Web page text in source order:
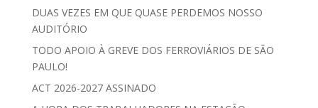
DUAS VEZES EM QUE QUASE PERDEMOS NOSSO
AUDITÓRIO
TODO APOIO À GREVE DOS FERROVIÁRIOS DE SÃO
PAULO!
ACT 2026-2027 ASSINADO